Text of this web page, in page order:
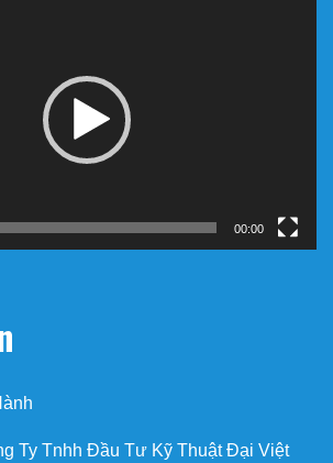
00:00
Ty Tnhh Đầu Tư Kỹ Thuật Đại Việt